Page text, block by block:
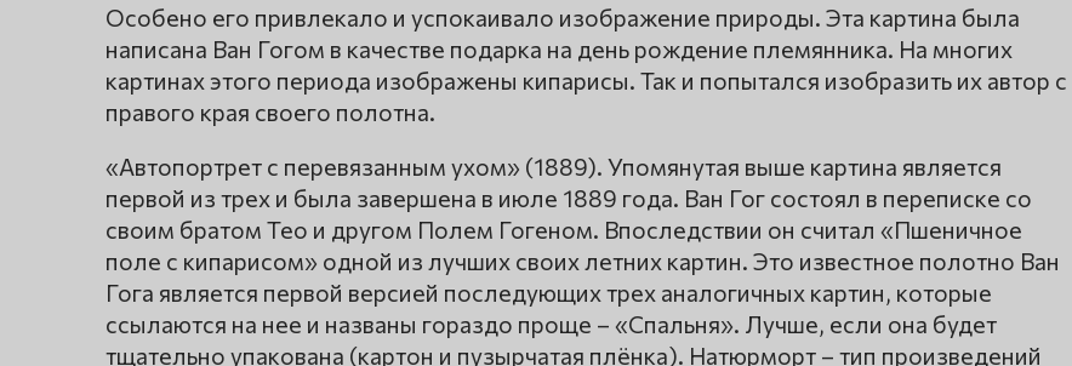
Особено его привлекало и успокаивало изображение природы. Эта картина была
написана Ван Гогом в качестве подарка на день рождение племянника. На многих
картинах этого периода изображены кипарисы. Так и попытался изобразить их автор с
правого края своего полотна.
«Автопортрет с перевязанным ухом» (1889). Упомянутая выше картина является
первой из трех и была завершена в июле 1889 года. Ван Гог состоял в переписке со
своим братом Тео и другом Полем Гогеном. Впоследствии он считал «Пшеничное
поле с кипарисом» одной из лучших своих летних картин. Это известное полотно Ван
Гога является первой версией последующих трех аналогичных картин, которые
ссылаются на нее и названы гораздо проще – «Спальня». Лучше, если она будет
тщательно упакована (картон и пузырчатая плёнка). Натюрморт – тип произведений